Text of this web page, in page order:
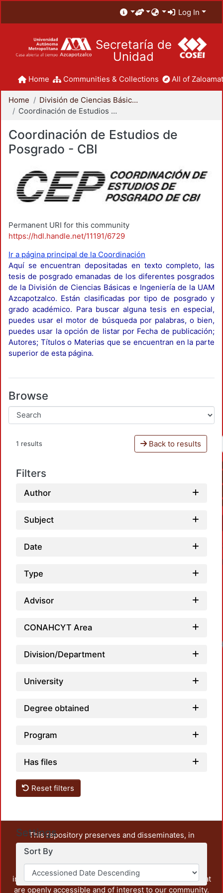
Log In
Secretaría de
Unidad
Home Communities & Collections All of
Home
División de Ciencias Básicas e Ingeniería
Coordinación de Estudios de Posgrado - CBI
Coordinación de Estudios de
Posgrado - CBI
Permanent URI for this community
https://hdl.handle.net/11191/6729
Ir a página principal de la Coordinación
Aquí se encuentran depositadas en texto completo, las
tesis de posgrado emanadas de los diferentes posgrados
de la División de Ciencias Básicas e Ingeniería de la UAM
Azcapotzalco. Están clasificadas por tipo de posgrado y
grado académico. Para buscar alguna tesis en especial,
puedes usar el motor de búsqueda por palabras, o bien,
puedes usar la opción de listar por Fecha de publicación;
Autores; Títulos o Materias que se encuentran en la parte
superior de esta página.
Browse
1 results Back to results
Filters
Author
Subject
Date
Type
Advisor
CONAHCYT Area
Division/Department
University
Degree obtained
Program
Has files
Reset filters
Settings
Sort By
This repository preserves and disseminates, in
unrestricted open access, the teaching and research
output of UAM Azcapotzalco. It also includes some
administrative and graphic documents from the
institution, as well as content from other institutions that
are openly accessible and of interest to our community.